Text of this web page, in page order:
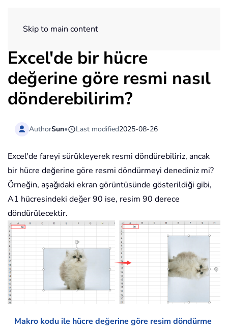
Skip to main content
Excel'de bir hücre
değerine göre resmi nasıl
dönderebilirim?
AuthorSun• Last modified2025-08-26
Excel'de fareyi sürükleyerek resmi döndürebiliriz, ancak
bir hücre değerine göre resmi döndürmeyi denediniz mi?
Örneğin, aşağıdaki ekran görüntüsünde gösterildiği gibi,
A1 hücresindeki değer 90 ise, resim 90 derece
döndürülecektir.
Makro kodu ile hücre değerine göre resim döndürme